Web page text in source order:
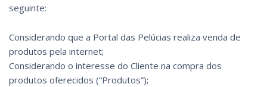
seguinte:
Considerando que a Portal das Pelúcias realiza venda de
produtos pela internet;
Considerando o interesse do Cliente na compra dos
produtos oferecidos (“Produtos”);